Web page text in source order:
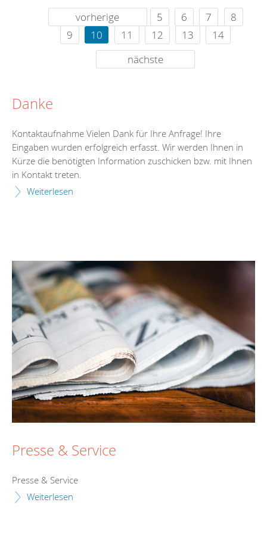
vorherige 5 6 7
8
9
10 11 12 13
14
nächste
Danke
Kontaktaufnahme Vielen Dank für Ihre Anfrage! Ihre
Eingaben wurden erfolgreich erfasst. Wir werden Ihnen in
Kürze die benötigten Information zuschicken bzw. mit Ihnen
in Kontakt treten.
Weiterlesen
Presse & Service
Presse & Service
Weiterlesen